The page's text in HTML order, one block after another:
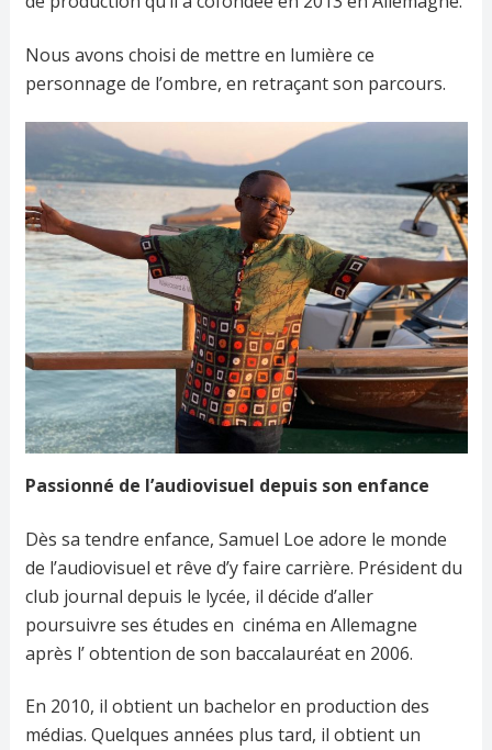
Nous avons choisi de mettre en lumière ce
personnage de l’ombre, en retraçant son parcours.
Passionné de l’audiovisuel depuis son enfance
Dès sa tendre enfance, Samuel Loe adore le monde
de l’audiovisuel et rêve d’y faire carrière. Président du
club journal depuis le lycée, il décide d’aller
poursuivre ses études en cinéma en Allemagne
après l’ obtention de son baccalauréat en 2006.
En 2010, il obtient un bachelor en production des
médias. Quelques années plus tard, il obtient un